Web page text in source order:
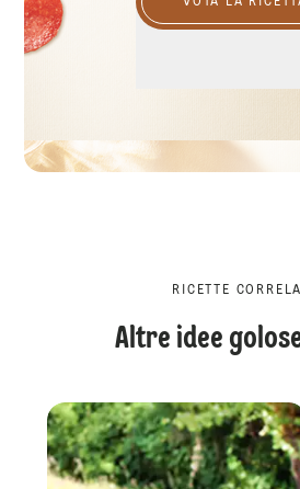
RICETTE
Altre idee